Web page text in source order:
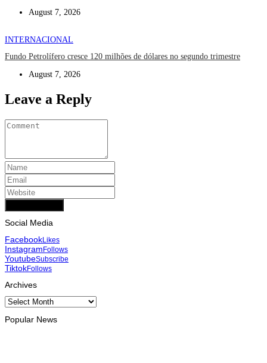
August 7, 2026
INTERNACIONAL
Fundo Petrolífero cresce 120 milhões de dólares no segundo trimestre
August 7, 2026
Leave a Reply
Social Media
FacebookLikes
InstagramFollows
YoutubeSubscribe
TiktokFollows
Archives
Archives
Popular News